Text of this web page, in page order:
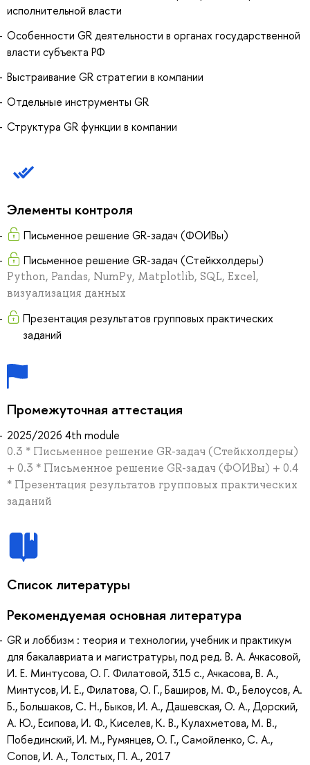
исполнительной власти
Особенности GR деятельности в органах государственной
власти субъекта РФ
Выстраивание GR стратегии в компании
Отдельные инструменты GR
Структура GR функции в компании
Элементы контроля
Письменное решение GR-задач (ФОИВы)
Письменное решение GR-задач (Стейкхолдеры)
Python, Pandas, NumPy, Matplotlib, SQL, Excel,
визуализация данных
Презентация результатов групповых практических
заданий
Промежуточная аттестация
2025/2026 4th module
0.3 * Письменное решение GR-задач (Стейкхолдеры)
+ 0.3 * Письменное решение GR-задач (ФОИВы) + 0.4
* Презентация результатов групповых практических
заданий
Список литературы
Рекомендуемая основная литература
GR и лоббизм : теория и технологии, учебник и практикум
для бакалавриата и магистратуры, под ред. В. А. Ачкасовой,
И. Е. Минтусова, О. Г. Филатовой, 315 с., Ачкасова, В. А.,
Минтусов, И. Е., Филатова, О. Г., Баширов, М. Ф., Белоусов, А.
Б., Большаков, С. Н., Быков, И. А., Дашевская, О. А., Дорский,
А. Ю., Есипова, И. Ф., Киселев, К. В., Кулахметова, М. В.,
Побединский, И. М., Румянцев, О. Г., Самойленко, С. А.,
Сопов, И. А., Толстых, П. А., 2017